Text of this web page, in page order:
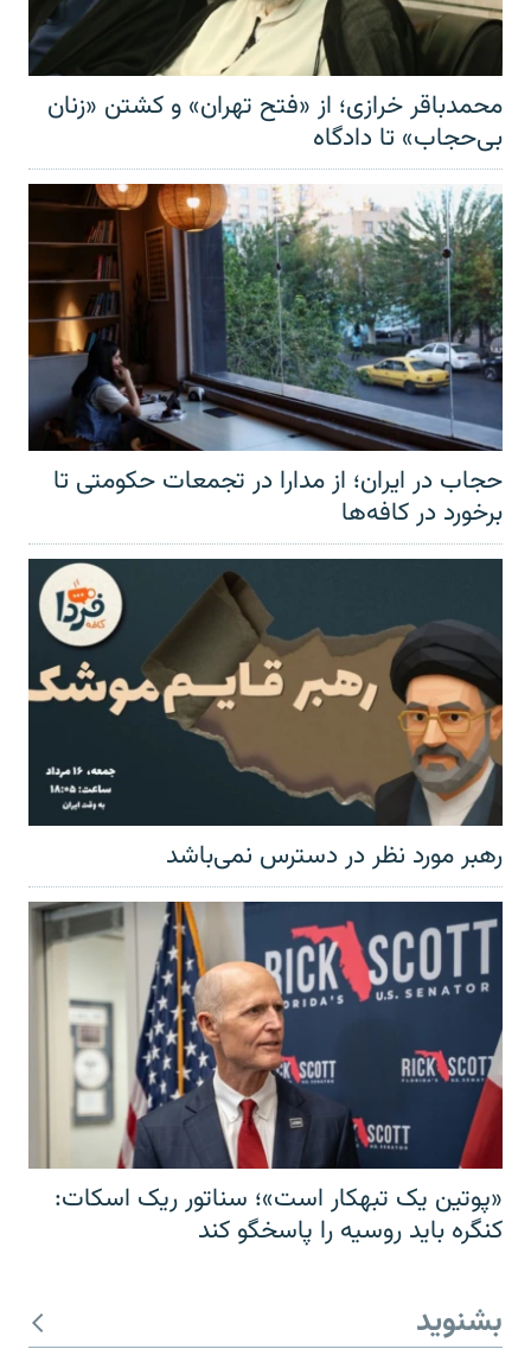
محمدباقر خرازی؛ از «فتح تهران» و کشتن «زنان
بی‌حجاب» تا دادگاه
حجاب در ایران؛ از مدارا در تجمعات حکومتی تا
برخورد در کافه‌ها
رهبر مورد نظر در دسترس نمی‌باشد
«پوتین یک تبهکار است»؛ سناتور ریک اسکات:
کنگره باید روسیه را پاسخگو کند
بشنوید